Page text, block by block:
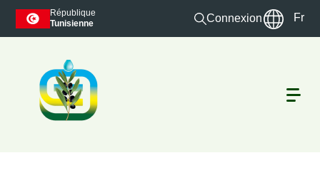
Skip to main content
République
Tunisienne
Connexion Fr